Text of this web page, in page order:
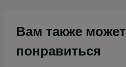
Вам также может
понравиться